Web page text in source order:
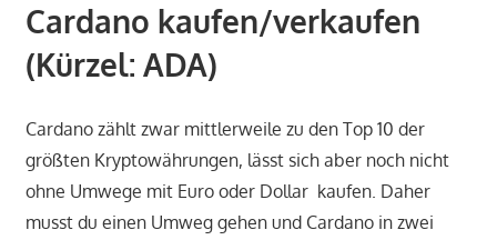
Cardano kaufen/verkaufen
(Kürzel: ADA)
Cardano zählt zwar mittlerweile zu den Top 10 der
größten Kryptowährungen, lässt sich aber noch nicht
ohne Umwege mit Euro oder Dollar kaufen. Daher
musst du einen Umweg gehen und Cardano in zwei